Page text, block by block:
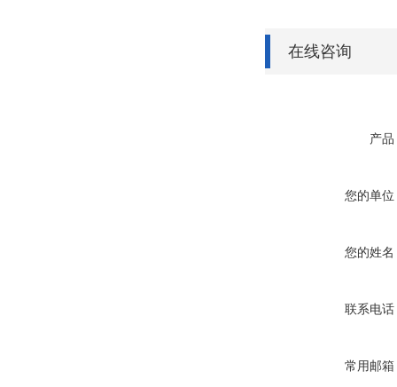
在线咨询
产品
您的单位
您的姓名
联系电话
常用邮箱